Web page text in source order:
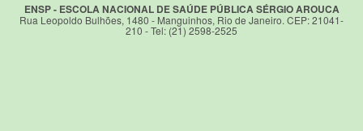
ENSP - ESCOLA NACIONAL DE SAÚDE PÚBLICA SÉRGIO AROUCA
Rua Leopoldo Bulhões, 1480 - Manguinhos, Rio de Janeiro. CEP: 21041-
210 - Tel: (21) 2598-2525